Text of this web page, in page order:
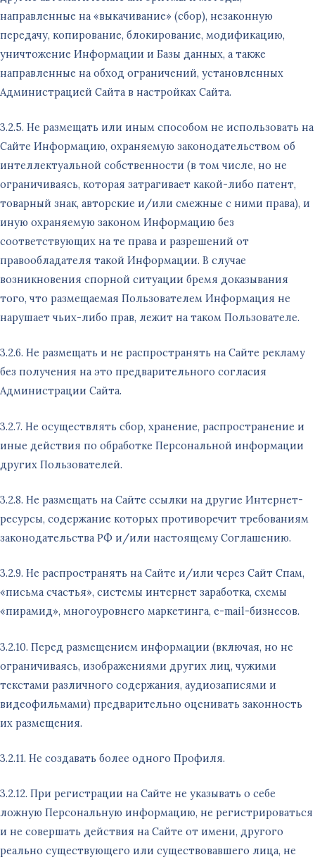
направленные на «выкачивание» (сбор), незаконную
передачу, копирование, блокирование, модификацию,
уничтожение Информации и Базы данных, а также
направленные на обход ограничений, установленных
Администрацией Сайта в настройках Сайта.
3.2.5. Не размещать или иным способом не использовать на
Сайте Информацию, охраняемую законодательством об
интеллектуальной собственности (в том числе, но не
ограничиваясь, которая затрагивает какой-либо патент,
товарный знак, авторские и/или смежные с ними права), и
иную охраняемую законом Информацию без
соответствующих на те права и разрешений от
правообладателя такой Информации. В случае
возникновения спорной ситуации бремя доказывания
того, что размещаемая Пользователем Информация не
нарушает чьих-либо прав, лежит на таком Пользователе.
3.2.6. Не размещать и не распространять на Сайте рекламу
без получения на это предварительного согласия
Администрации Сайта.
3.2.7. Не осуществлять сбор, хранение, распространение и
иные действия по обработке Персональной информации
других Пользователей.
3.2.8. Не размещать на Сайте ссылки на другие Интернет-
ресурсы, содержание которых противоречит требованиям
законодательства РФ и/или настоящему Соглашению.
3.2.9. Не распространять на Сайте и/или через Сайт Спам,
«письма счастья», системы интернет заработка, схемы
«пирамид», многоуровнего маркетинга, e-mail-бизнесов.
3.2.10. Перед размещением информации (включая, но не
ограничиваясь, изображениями других лиц, чужими
текстами различного содержания, аудиозаписями и
видеофильмами) предварительно оценивать законность
их размещения.
3.2.11. Не создавать более одного Профиля.
3.2.12. При регистрации на Сайте не указывать о себе
ложную Персональную информацию, не регистрироваться
и не совершать действия на Сайте от имени, другого
реально существующего или существовавшего лица, не